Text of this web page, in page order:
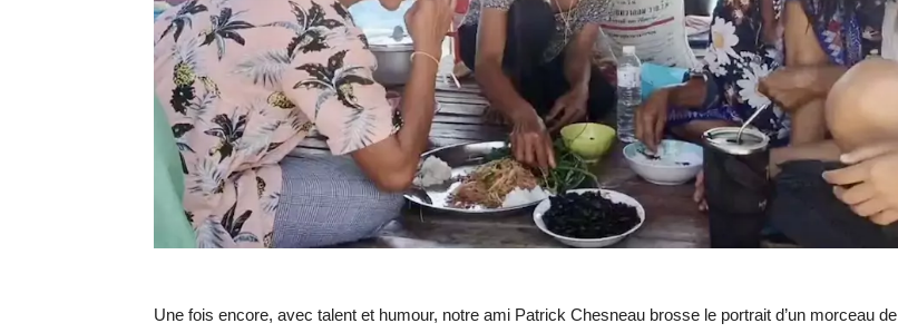
Une fois encore, avec talent et humour, notre ami Patrick Chesneau brosse le portrait d’un morceau de